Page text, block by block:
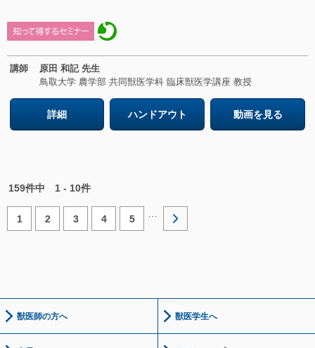
講師
原田 和記 先生
鳥取大学 農学部 共同獣医学科 臨床獣医学講座 教授
詳細 ハンドアウト 動画を見る
159件中 1 - 10件
1 2 3 4 5
獣医師の方へ 獣医学生へ